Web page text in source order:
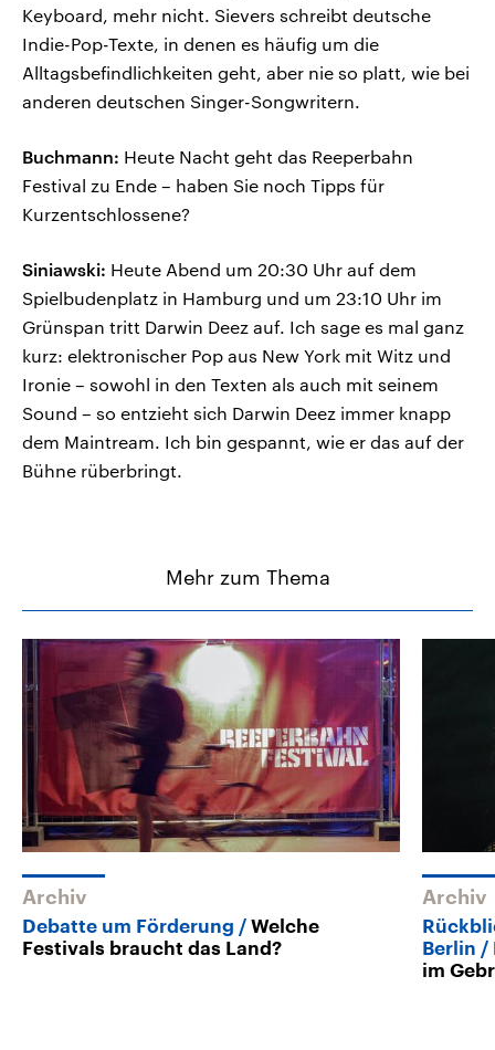
Keyboard, mehr nicht. Sievers schreibt deutsche
Indie-Pop-Texte, in denen es häufig um die
Alltagsbefindlichkeiten geht, aber nie so platt, wie bei
anderen deutschen Singer-Songwritern.
Buchmann: Heute Nacht geht das Reeperbahn
Festival zu Ende – haben Sie noch Tipps für
Kurzentschlossene?
Siniawski: Heute Abend um 20:30 Uhr auf dem
Spielbudenplatz in Hamburg und um 23:10 Uhr im
Grünspan tritt Darwin Deez auf. Ich sage es mal ganz
kurz: elektronischer Pop aus New York mit Witz und
Ironie – sowohl in den Texten als auch mit seinem
Sound – so entzieht sich Darwin Deez immer knapp
dem Maintream. Ich bin gespannt, wie er das auf der
Bühne rüberbringt.
Mehr zum Thema
Archiv
Debatte um Förderung
Welche
Festivals braucht das Land?
Archiv
Berlin
im